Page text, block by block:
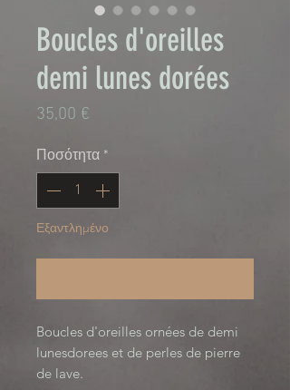
Boucles d'oreilles
demi lunes dorées
35,00 €
Ποσότητα *
Εξαντλημένο
Boucles d'oreilles ornées de demi
lunesdorees et de perles de pierre
de lave.